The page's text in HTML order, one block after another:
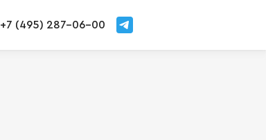
+7 (495) 287-06-00